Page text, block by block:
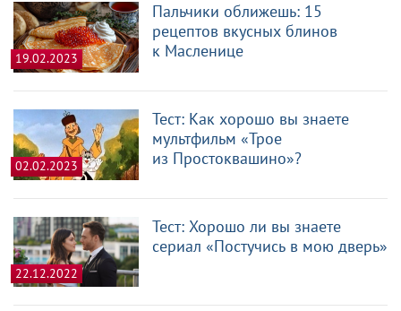
19.02.2023
Пальчики оближешь: 15
рецептов вкусных блинов
к Масленице
02.02.2023
Тест: Как хорошо вы знаете
мультфильм «Трое
из Простоквашино»?
22.12.2022
Тест: Хорошо ли вы знаете
сериал «Постучись в мою дверь»